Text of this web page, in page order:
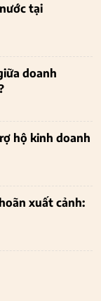
tại
doanh
hộ kinh doanh
xuất cảnh: